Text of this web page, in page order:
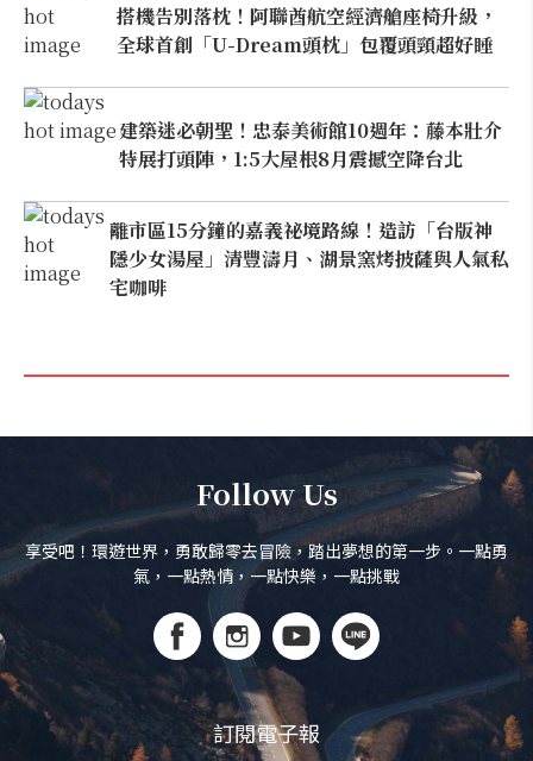
搭機告別落枕！阿聯酋航空經濟艙座椅升級，
全球首創「U-Dream頭枕」包覆頭頸超好睡
建築迷必朝聖！忠泰美術館10週年：藤本壯介
特展打頭陣，1:5大屋根8月震撼空降台北
離市區15分鐘的嘉義祕境路線！造訪「台版神
隱少女湯屋」清豐濤月、湖景窯烤披薩與人氣私
宅咖啡
Follow Us
享受吧！環遊世界，勇敢歸零去冒險，踏出夢想的第一步。一點勇
氣，一點熱情，一點快樂，一點挑戰
訂閱電子報